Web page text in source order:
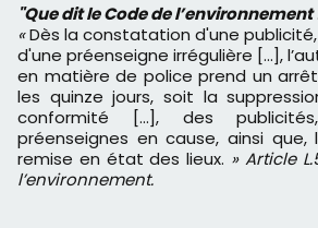
"Que dit le Code de l’environnement
«Dès la constatation d'une
d'une préenseigne irrégulière [...],
en matière de police prend un
les quinze jours, soit la
conformité [...], des
préenseignes en cause, ainsi
remise en état des lieux. » Article
l’environnement.